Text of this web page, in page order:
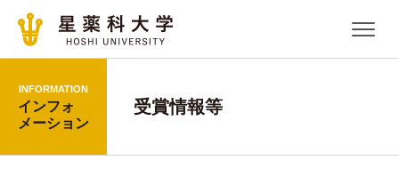
INFORMATION
インフォ
メーション
受賞情報等